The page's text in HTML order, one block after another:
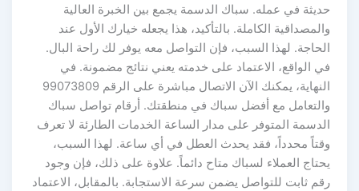
حديثة في عمله. سباك الدسمة يجمع بين الخبرة العالية
والمصداقية الكاملة. بالتأكيد، هذا يجعله خيارك الأول عند
الحاجة. لهذا السبب، فإن التواصل معه يوفر لك راحة البال.
في الواقع، الاعتماد على خدمته يعني نتائج مضمونة. في
النهاية، يمكنك الآن الاتصال مباشرة على الرقم 99073809
والتعامل مع أفضل سباك في منطقتك. أرقام تواصل سباك
الدسمة المتوفر على مدار الساعة الخدمات الطارئة لا تعرف
وقتاً محدداً، فقد يحدث العطل في أي ساعة. لهذا السبب،
يحتاج العملاء لسباك متاح دائماً. علاوة على ذلك، فإن وجود
رقم ثابت للتواصل يضمن سرعة الاستجابة. بالمقابل، الاعتماد